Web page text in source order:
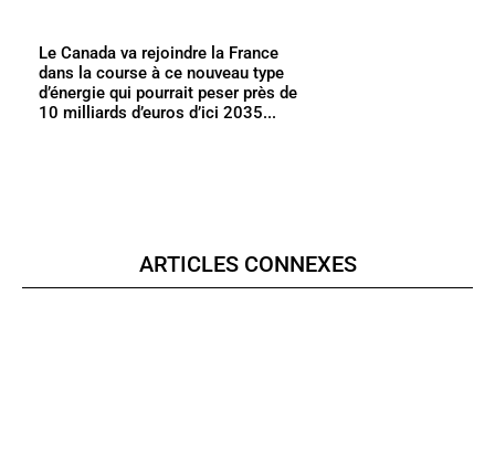
Le Canada va rejoindre la France
dans la course à ce nouveau type
d’énergie qui pourrait peser près de
10 milliards d’euros d’ici 2035...
ARTICLES CONNEXES